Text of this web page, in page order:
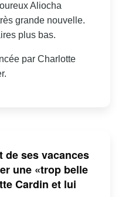
Aliocha
grande nouvelle.
plus bas.
par Charlotte
ses vacances
une «trop belle
Cardin et lui